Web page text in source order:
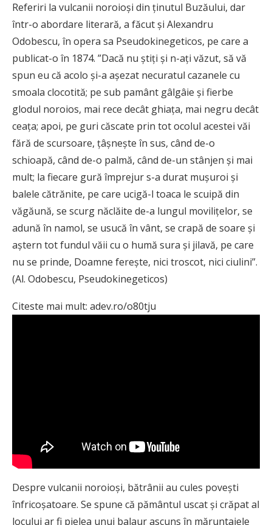
Referiri la vulcanii noroioşi din ţinutul Buzăului, dar
într-o abordare literară, a făcut şi Alexandru
Odobescu, în opera sa Pseudokinegeticos, pe care a
publicat-o în 1874. ”Dacă nu ştiţi şi n-aţi văzut, să vă
spun eu că acolo şi-a aşezat necuratul cazanele cu
smoala clocotită; pe sub pamânt gâlgâie şi fierbe
glodul noroios, mai rece decât ghiaţa, mai negru decât
ceaţa; apoi, pe guri căscate prin tot ocolul acestei văi
fără de scursoare, ţâşneşte în sus, când de-o
schioapă, când de-o palmă, când de-un stânjen şi mai
mult; la fiecare gură împrejur s-a durat muşuroi şi
balele cătrănite, pe care ucigă-l toaca le scuipă din
văgăună, se scurg năclăite de-a lungul moviliţelor, se
adună în namol, se usucă în vânt, se crapă de soare şi
aştern tot fundul văii cu o humă sura şi jilavă, pe care
nu se prinde, Doamne fereşte, nici troscot, nici ciulini”.
(Al. Odobescu, Pseudokinegeticos)
Citeste mai mult: adev.ro/o80tju
Despre vulcanii noroioşi, bătrânii au cules poveşti
înfricoşatoare. Se spune că pământul uscat şi crăpat al
locului ar fi pielea unui balaur ascuns în măruntaiele